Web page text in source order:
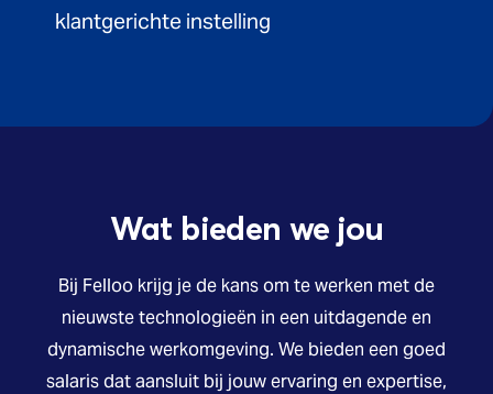
klantgerichte instelling
Wat bieden we jou
Bij Felloo krijg je de kans om te werken met de
nieuwste technologieën in een uitdagende en
dynamische werkomgeving. We bieden een goed
salaris dat aansluit bij jouw ervaring en expertise,